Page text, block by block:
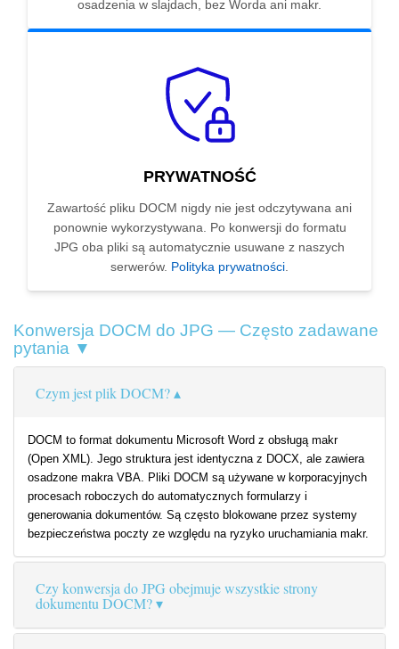
osadzenia w slajdach, bez Worda ani makr.
PRYWATNOŚĆ
Zawartość pliku DOCM nigdy nie jest odczytywana ani
ponownie wykorzystywana. Po konwersji do formatu
JPG oba pliki są automatycznie usuwane z naszych
serwerów. Polityka prywatności.
Konwersja DOCM do JPG — Często zadawane
pytania ▼
Czym jest plik DOCM?
DOCM to format dokumentu Microsoft Word z obsługą makr
(Open XML). Jego struktura jest identyczna z DOCX, ale zawiera
osadzone makra VBA. Pliki DOCM są używane w korporacyjnych
procesach roboczych do automatycznych formularzy i
generowania dokumentów. Są często blokowane przez systemy
bezpieczeństwa poczty ze względu na ryzyko uruchamiania makr.
Czy konwersja do JPG obejmuje wszystkie strony
dokumentu DOCM?